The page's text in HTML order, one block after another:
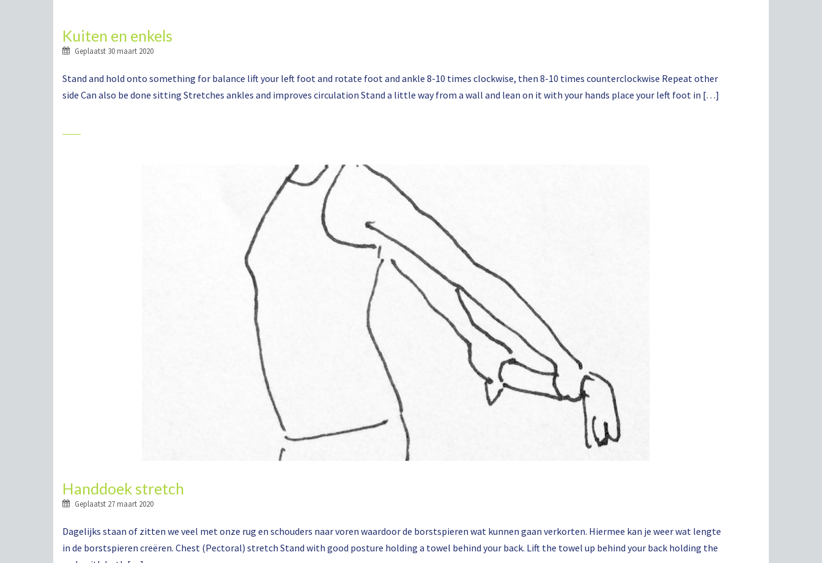
Kuiten en enkels
Geplaatst 30 maart 2020
Stand and hold onto something for balance lift your left foot and rotate foot and ankle 8-10 times clockwise, then 8-10 times counterclockwise Repeat other
side Can also be done sitting Stretches ankles and improves circulation Stand a little way from a wall and lean on it with your hands place your left foot in […]
Handdoek stretch
Geplaatst 27 maart 2020
Dagelijks staan of zitten we veel met onze rug en schouders naar voren waardoor de borstspieren wat kunnen gaan verkorten. Hiermee kan je weer wat lengte
in de borstspieren creëren. Chest (Pectoral) stretch Stand with good posture holding a towel behind your back. Lift the towel up behind your back holding the